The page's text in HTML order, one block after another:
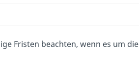
Fristen beachten, wenn es um die